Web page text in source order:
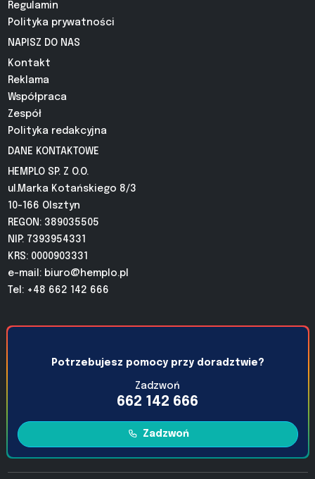
Regulamin
Polityka prywatności
NAPISZ DO NAS
Kontakt
Reklama
Współpraca
Zespół
Polityka redakcyjna
DANE KONTAKTOWE
HEMPLO SP. Z O.O.
ul.Marka Kotańskiego 8/3
10-166 Olsztyn
REGON: 389035505
NIP: 7393954331
KRS: 0000903331
e-mail: biuro@hemplo.pl
Tel: +48 662 142 666
Potrzebujesz pomocy przy doradztwie?
Zadzwoń
662 142 666
Zadzwoń